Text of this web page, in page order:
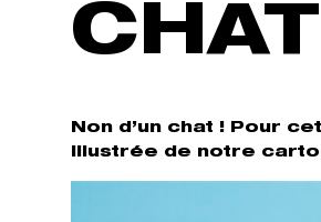
Non d’un chat ! Pour
illustrée de notre